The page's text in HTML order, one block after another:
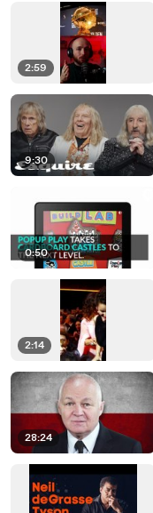
2:59
9:30
0:50
2:14
28:24